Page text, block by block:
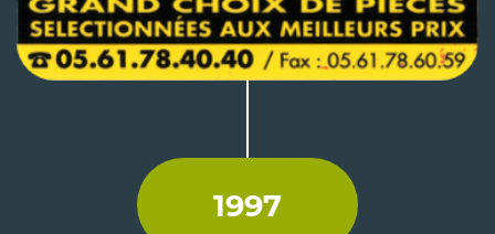
1997